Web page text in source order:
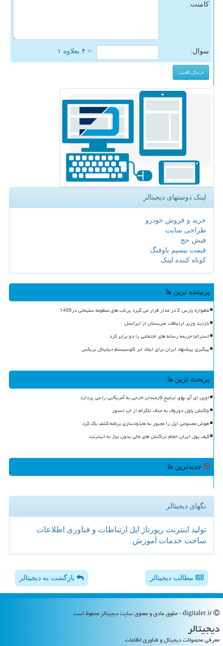
کامنت:
سوال: = ۴ بعلاوه ۱
لینک دوستهای دیجیتالر
خرید و فروش خودرو
طراحی سایت
فیش حج
قیمت بیسیم باوفنگ
کوتاه کننده لینک
پربیننده ترین ها
ماهواره پارس 2 در مدار قرار می گیرد پرتاب های منظومه سلیمانی در1405
بازدید وزیر ارتباطات صربستان از ایرانسل
استرالیا جریمه رسانه های اجتماعی را دو برابر کرد
پیگیری پیشنهاد ایران برای ایجاد ابر اکوسیستم دیجیتال بریکس
پربحث ترین ها
اوپن ای آی بهای ترجیح کارمندان خارجی به آمریکایی را می پردازد
واکنش پاول دوروف به حذف تلگرام از اپ استور
هوش مصنوعی اپل را مجبور به محدودسازی برنامه کشف باگ کرد
کیف پول ایران انجام تراکنش های مالی بدون نیاز به اینترنت
جدیدترین ها
تگهای دیجیتالر
تولید اینترنت رپورتاژ اپل ارتباطات و فناوری اطلاعات
ساخت خدمات آموزش
مطالب دیجیتالر بازگشت به دیجیتالر
دیجیتالر
معرفی محصولات دیجیتال و فناوری اطلاعات